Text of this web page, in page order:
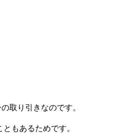
取り引きなのです。
もあるためです。